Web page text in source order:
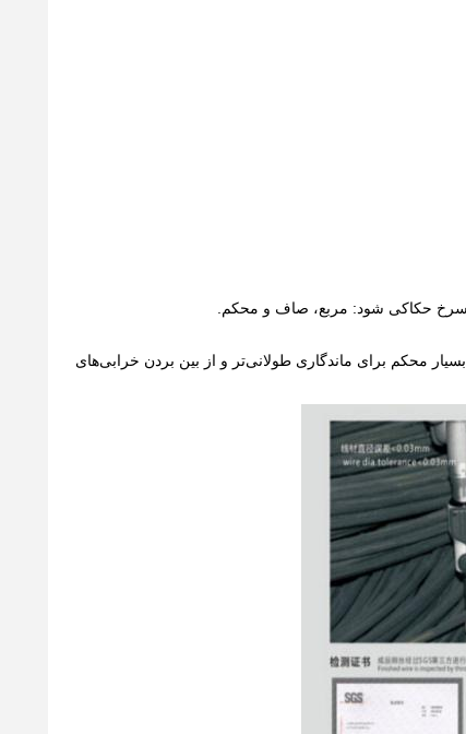
سرخ حکاکی شود: مربع، صاف و محکم.
در صنعت ± 3% و چین‌خوردگی و بافت بسیار محکم برای ماندگاری طولانی‌تر و از بین بردن خرابی‌های